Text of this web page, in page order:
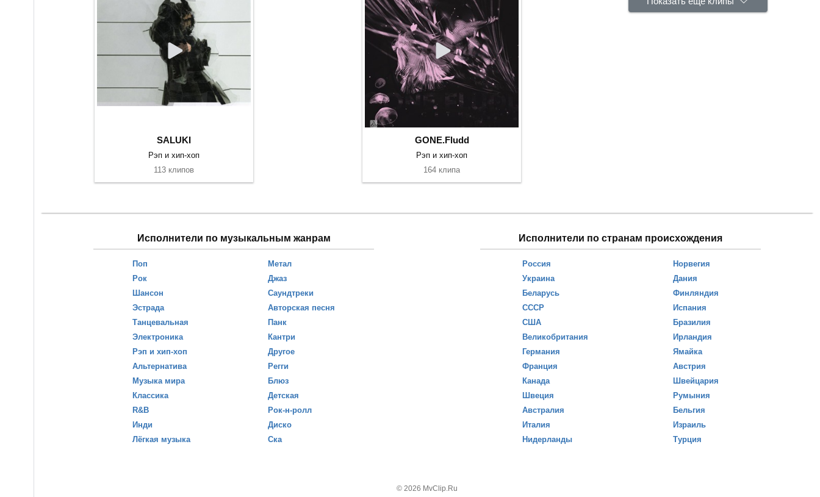
SALUKI
Рэп и хип-хоп
113 клипов
GONE.Fludd
Рэп и хип-хоп
164 клипа
Исполнители по музыкальным жанрам
Поп
Рок
Шансон
Эстрада
Танцевальная
Электроника
Рэп и хип-хоп
Альтернатива
Музыка мира
Классика
R&B
Инди
Лёгкая музыка
Метал
Джаз
Саундтреки
Авторская песня
Панк
Кантри
Другое
Регги
Блюз
Детская
Рок-н-ролл
Диско
Ска
Исполнители по странам происхождения
Россия
Украина
Беларусь
СССР
США
Великобритания
Германия
Франция
Канада
Швеция
Австралия
Италия
Нидерланды
Норвегия
Дания
Финляндия
Испания
Бразилия
Ирландия
Ямайка
Австрия
Швейцария
Румыния
Бельгия
Израиль
Турция
© 2026 MvClip.Ru